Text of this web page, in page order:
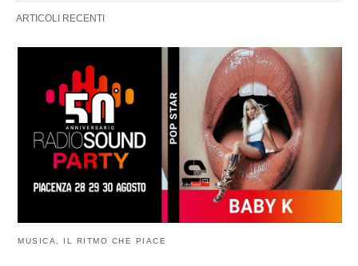
ARTICOLI RECENTI
MUSICA, IL RITMO CHE PIACE